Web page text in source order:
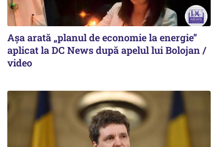
Așa arată „planul de economie la energie”
aplicat la DC News după apelul lui Bolojan /
video